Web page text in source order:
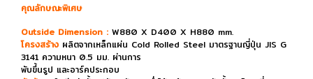
คุณลักษณะพิเศษ
Outside Dimension : W880 X D400 X H880 mm.
โครงสร้าง ผลิตจากเหล็กแผ่น Cold Rolled Steel มาตรฐานญี่ปุ่น JIS G
3141 ความหนา 0.5 มม. ผ่านการ
พับขึ้นรูป และอาร์คประกอบ